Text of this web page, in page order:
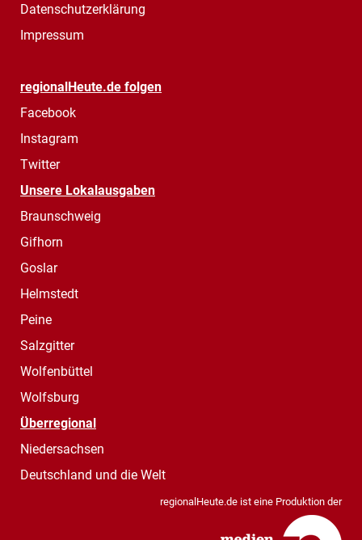
Datenschutzerklärung
Impressum
regionalHeute.de folgen
Facebook
Instagram
Twitter
Unsere Lokalausgaben
Braunschweig
Gifhorn
Goslar
Helmstedt
Peine
Salzgitter
Wolfenbüttel
Wolfsburg
Überregional
Niedersachsen
Deutschland und die Welt
regionalHeute.de ist eine Produktion der